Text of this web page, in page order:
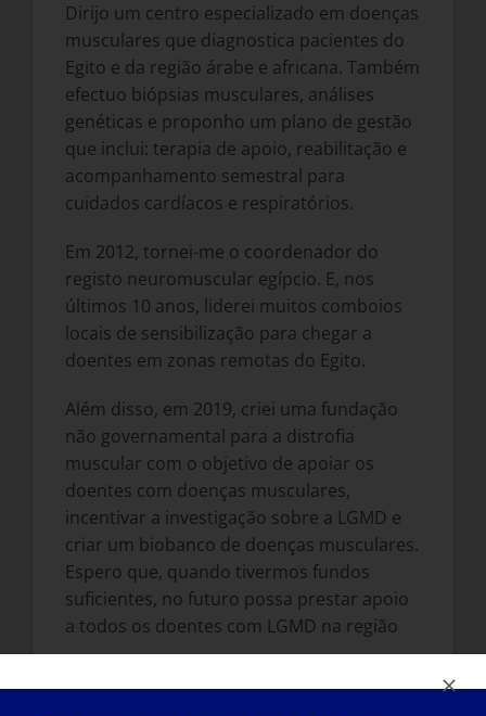
Dirijo um centro especializado em doenças
musculares que diagnostica pacientes do
Egito e da região árabe e africana. Também
efectuo biópsias musculares, análises
genéticas e proponho um plano de gestão
que inclui: terapia de apoio, reabilitação e
acompanhamento semestral para
cuidados cardíacos e respiratórios.
Em 2012, tornei-me o coordenador do
registo neuromuscular egípcio. E, nos
últimos 10 anos, liderei muitos comboios
locais de sensibilização para chegar a
doentes em zonas remotas do Egito.
Além disso, em 2019, criei uma fundação
não governamental para a distrofia
muscular com o objetivo de apoiar os
doentes com doenças musculares,
incentivar a investigação sobre a LGMD e
criar um biobanco de doenças musculares.
Espero que, quando tivermos fundos
suficientes, no futuro possa prestar apoio
a todos os doentes com LGMD na região